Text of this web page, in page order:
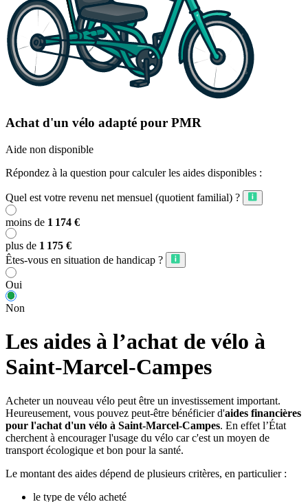
Achat d'un vélo adapté pour PMR
Aide non disponible
Répondez à la question pour calculer les aides disponibles :
Quel est votre revenu net mensuel (quotient familial) ?
moins de 1 174 €
plus de 1 175 €
Êtes-vous en situation de handicap ?
Oui
Non
Les aides à l’achat de vélo à
Saint-Marcel-Campes
Acheter un nouveau vélo peut être un investissement important.
Heureusement, vous pouvez peut-être bénéficier d'aides financières
pour l'achat d'un vélo à Saint-Marcel-Campes. En effet l’État
cherchent à encourager l'usage du vélo car c'est un moyen de
transport écologique et bon pour la santé.
Le montant des aides dépend de plusieurs critères, en particulier :
le type de vélo acheté